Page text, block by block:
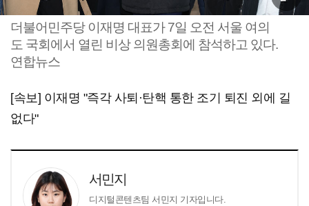
더불어민주당 이재명 대표가 7일 오전 서울 여의
도 국회에서 열린 비상 의원총회에 참석하고 있다.
연합뉴스
[속보] 이재명 "즉각 사퇴·탄핵 통한 조기 퇴진 외에 길
없다"
서민지
디지털콘텐츠팀 서민지 기자입니다.